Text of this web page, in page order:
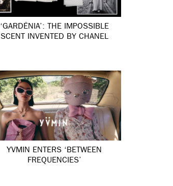
‘GARDÉNIA’: THE IMPOSSIBLE
SCENT INVENTED BY CHANEL
YVMIN ENTERS ‘BETWEEN
FREQUENCIES’